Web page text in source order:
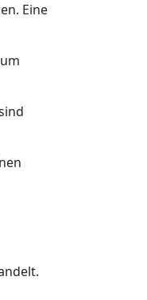
Eine